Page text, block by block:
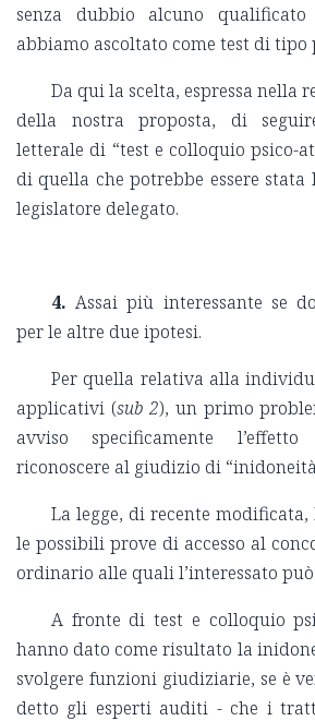
senza dubbio alcuno
abbiamo ascoltato come test di tipo
Da qui la scelta, espressa nella
della nostra proposta, di
letterale di “test e colloquio psico-
di quella che potrebbe essere
legislatore delegato.
4. Assai più interessante se
per le altre due ipotesi.
Per quella relativa alla
applicativi (sub 2), un primo
avviso specificamente
riconoscere al giudizio di
La legge, di recente
le possibili prove di accesso al
ordinario alle quali l’interessato
A fronte di test e colloquio
hanno dato come risultato la
svolgere funzioni giudiziarie, se è
detto gli esperti auditi - che i